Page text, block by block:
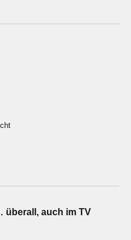
überall, auch im TV